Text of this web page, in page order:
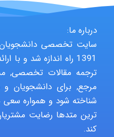
درباره ما:
سایت تخصصی
1391 راه اندازه شد و
ترجمه مقالات تخصصی,
مرجع, برای دانشجویان
شناخته شود و همواره سعی
ترین متدها رضایت
کند.